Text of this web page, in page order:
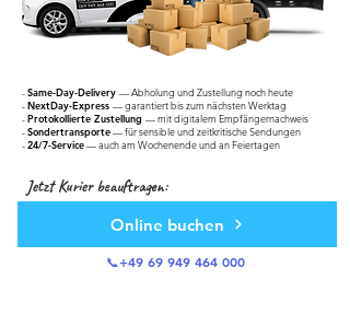
-Same-Day-Delivery — Abholung und Zustellung noch heute
-NextDay-Express — garantiert bis zum nächsten Werktag
-Protokollierte Zustellung — mit digitalem Empfängernachweis
-Sondertransporte— für sensible und zeitkritische Sendungen
-24/7-Service— auch am Wochenende und an Feiertagen
Jetzt Kurier beauftragen:
Online buchen
📞+49 69 949 464 000